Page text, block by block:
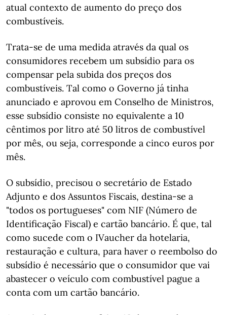
atual contexto de aumento do preço dos
combustíveis.
Trata-se de uma medida através da qual os
consumidores recebem um subsídio para os
compensar pela subida dos preços dos
combustíveis. Tal como o Governo já tinha
anunciado e aprovou em Conselho de Ministros,
esse subsídio consiste no equivalente a 10
cêntimos por litro até 50 litros de combustível
por mês, ou seja, corresponde a cinco euros por
mês.
O subsídio, precisou o secretário de Estado
Adjunto e dos Assuntos Fiscais, destina-se a
"todos os portugueses" com NIF (Número de
Identificação Fiscal) e cartão bancário. É que, tal
como sucede com o IVaucher da hotelaria,
restauração e cultura, para haver o reembolso do
subsídio é necessário que o consumidor que vai
abastecer o veículo com combustível pague a
conta com um cartão bancário.